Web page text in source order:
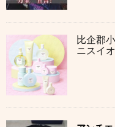
比企郡
ニスイ